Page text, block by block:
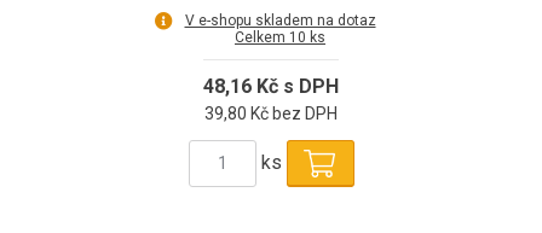
V e-shopu skladem na dotaz
Celkem 10 ks
48,16 Kč s DPH
39,80 Kč bez DPH
ks